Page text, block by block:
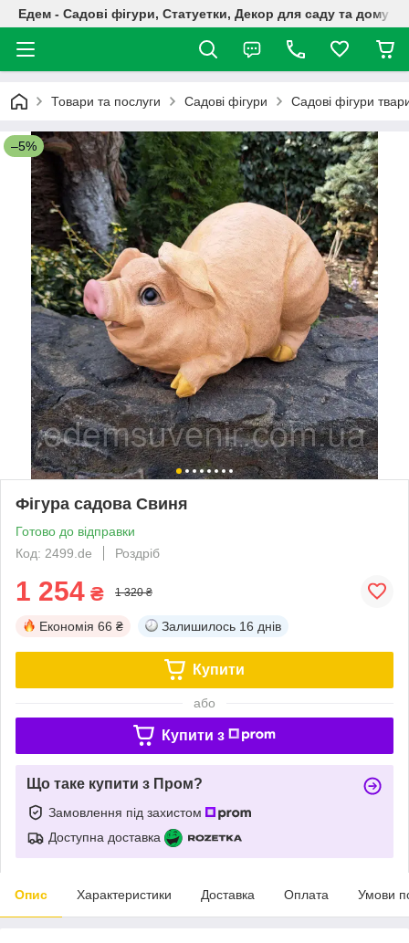
Едем - Садові фігури, Статуетки, Декор для саду та дому
Товари та послуги Садові фігури Садові фігури
–5%
Фігура садова Свиня
Готово до відправки
Код: 2499.de
Роздріб
1 254 ₴ 1 320 ₴
Економія 66 ₴ Залишилось 16 днів
Купити
або
Купити з
Що таке купити з Пром?
Замовлення під захистом
Доступна доставка
Опис Характеристики Доставка Оплата Умови